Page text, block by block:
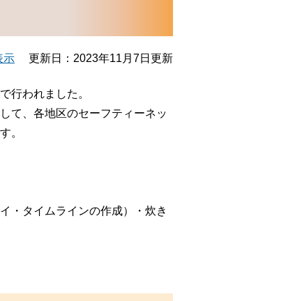
示 更新日：2023年11月7日更新
行われました。
て、各地区のセーフティーネッ
。
タイムラインの作成）・炊き